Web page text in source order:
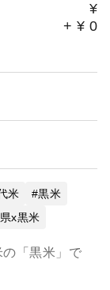
¥
+ ¥ 0
米
黒米
x黒米
「黒米」で